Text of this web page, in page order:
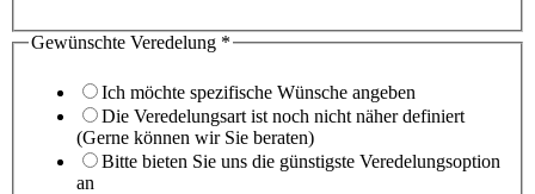
Gewünschte Veredelung *
Ich möchte spezifische Wünsche angeben
Die Veredelungsart ist noch nicht näher definiert
(Gerne können wir Sie beraten)
Bitte bieten Sie uns die günstigste Veredelungsoption
an